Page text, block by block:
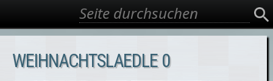
Suchformular
Suche
WEIHNACHTSLAEDLE 0